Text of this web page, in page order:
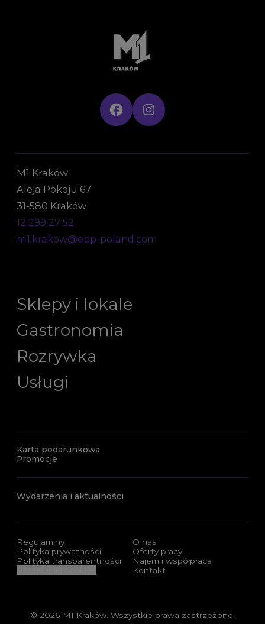
M1 Kraków
Aleja Pokoju 67
31-580 Kraków
12 299 27 52
m1.krakow@epp-poland.com
Sklepy i lokale
Gastronomia
Rozrywka
Usługi
Karta podarunkowa
Promocje
Wydarzenia i aktualności
Regulaminy
Polityka prywatności
Polityka transparentności
O nas
Oferty pracy
Najem i współpraca
Kontakt
© 2026 M1 Kraków. Wszystkie prawa zastrzeżone.